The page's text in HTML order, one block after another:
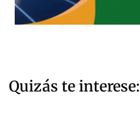
Quizás te interese: